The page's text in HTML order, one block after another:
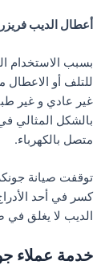
أعطال الديب فريزر
بسبب الاستخدام
للتلف أو
غير عادي و غير
بالشكل المثالي
متصل بالكهرباء.
توقفت صيانة
كسر في أحد
الديب لا يغلق في
خدمة عملاء